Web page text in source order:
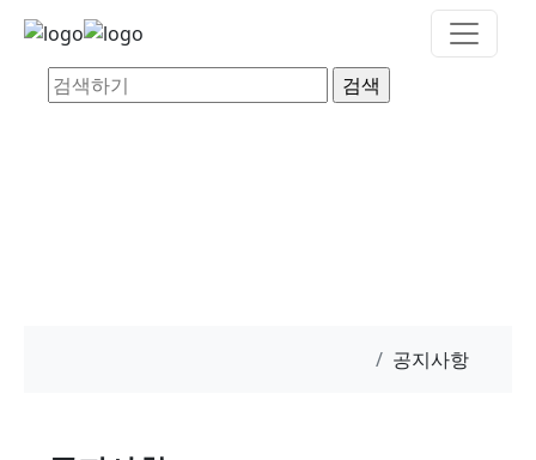
공지사항